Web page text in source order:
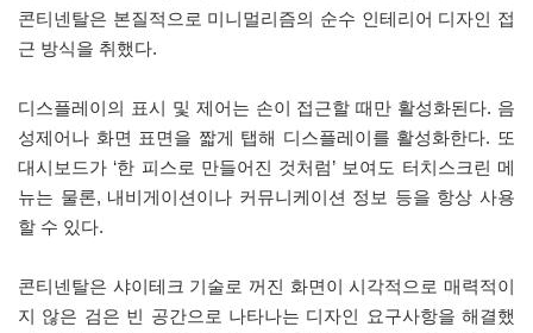
콘티넨탈은 본질적으로 미니멀리즘의 순수 인테리어 디자인 접
근 방식을 취했다.
디스플레이의 표시 및 제어는 손이 접근할 때만 활성화된다. 음
성제어나 화면 표면을 짧게 탭해 디스플레이를 활성화한다. 또
대시보드가 ‘한 피스로 만들어진 것처럼’ 보여도 터치스크린 메
뉴는 물론, 내비게이션이나 커뮤니케이션 정보 등을 항상 사용
할 수 있다.
콘티넨탈은 샤이테크 기술로 꺼진 화면이 시각적으로 매력적이
지 않은 검은 빈 공간으로 나타나는 디자인 요구사항을 해결했